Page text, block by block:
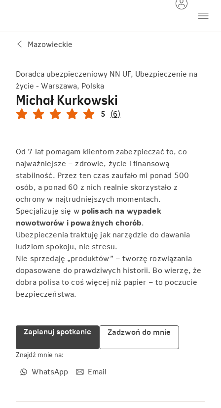
Mazowieckie
Doradca ubezpieczeniowy NN UF, Ubezpieczenie na
życie - Warszawa, Polska
Michał Kurkowski
5 (6)
Od 7 lat pomagam klientom zabezpieczać to, co
najważniejsze – zdrowie, życie i finansową
stabilność. Przez ten czas zaufało mi ponad 500
osób, a ponad 60 z nich realnie skorzystało z
ochrony w najtrudniejszych momentach.
Specjalizuję się w polisach na wypadek
nowotworów i poważnych chorób.
Ubezpieczenia traktuję jak narzędzie do dawania
ludziom spokoju, nie stresu.
Nie sprzedaję „produktów” – tworzę rozwiązania
dopasowane do prawdziwych historii. Bo wierzę, że
dobra polisa to coś więcej niż papier – to poczucie
bezpieczeństwa.
Zaplanuj spotkanie Zadzwoń do mnie
Znajdź mnie na:
WhatsApp Email